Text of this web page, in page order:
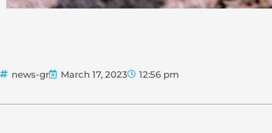
news-gr March 17, 2023 12:56 pm